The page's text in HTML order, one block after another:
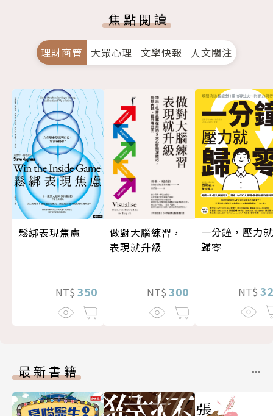
焦點閱讀
理財商管 大眾心理 文學快報 人文關注
鬆綁表現焦慮
NT$ 350
做對大腦練習，
表現就升級
NT$ 300
一分鐘，壓力就
歸零
NT$
最新書籍